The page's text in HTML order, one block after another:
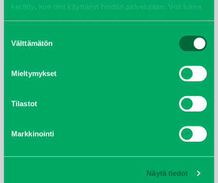
kerätty, kun olet käyttänyt heidän palvelujaan. Voit lukea
valinta
Välttämätön
Mieltymykset
Tilastot
Markkinointi
Näytä tiedot
joulukuu 2021
helmikuu 2020
joulukuu 2019
huhtikuu 2019